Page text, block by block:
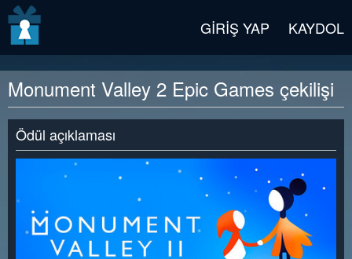
GIRIŞ YAP KAYDOL
Monument Valley 2 Epic Games çekilişi
Ödül açıklaması